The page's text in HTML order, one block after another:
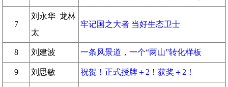
7
刘永华 龙林
太
牢记国之大者 当好生态卫士
8 刘建波 一条风景道，一个“两山”转化样板
9 刘思敏 祝贺！正式授牌＋2！获奖＋2！